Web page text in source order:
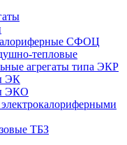
СФОЦ
тепловые
агрегаты типа ЭКР
ЭК
ЭКО
ТБЗ